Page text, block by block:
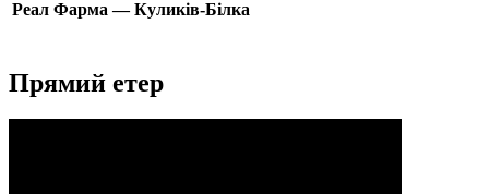
Реал Фарма — Куликів-Білка
Прямий етер